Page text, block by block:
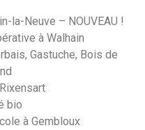
la-Neuve – NOUVEAU !
à Walhain
Gastuche, Bois de
bio
à Gembloux